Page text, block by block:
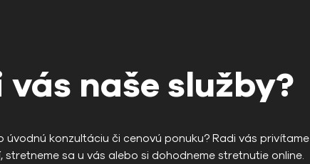
naše služby?
úvodnú konzultáciu či cenovú ponuku? Radi vás privítame
sa u vás alebo si dohodneme stretnutie online.